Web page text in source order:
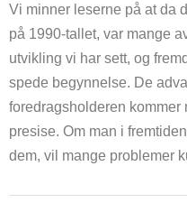
Vi minner leserne på at da
på 1990-tallet, var mange
utvikling vi har sett, og
spede begynnelse. De
foredragsholderen kommer
presise. Om man i
dem, vil mange problemer